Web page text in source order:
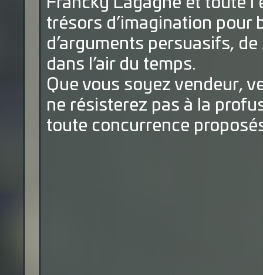
trésors d’imagination pour
d’arguments persuasifs,
dans l’air du temps.
Que vous soyez vendeur,
ne résisterez pas à la
toute concurrence